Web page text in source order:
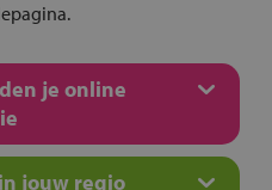
je online
jouw regio